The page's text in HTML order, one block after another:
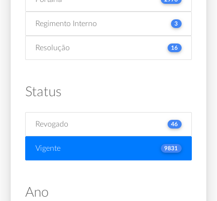
Regimento Interno 3
Resolução 16
Status
Revogado 46
Vigente 9831
Ano